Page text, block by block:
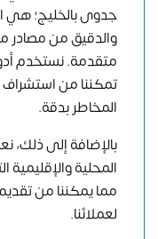
جدوى بالخليج؛ هي
والدقيق من مصادر
متقدمة. نستخدم
تمكننا من استشراف
المخاطر بدقة.
بالإضافة إلى ذلك،
المحلية والإقليمية
مما يمكننا من
لعملائنا.